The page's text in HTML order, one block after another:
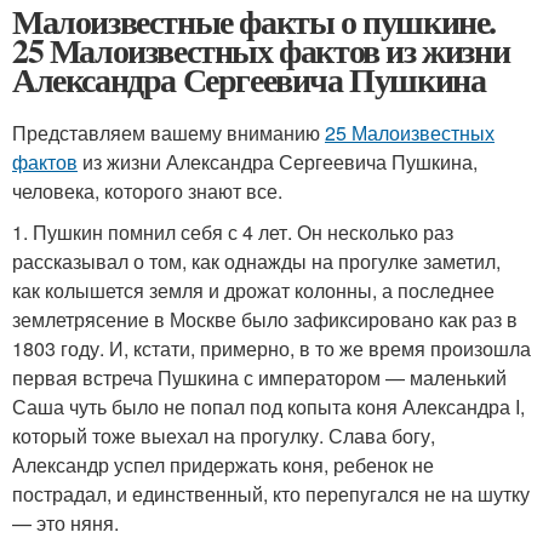
Малоизвестные факты о пушкине.
25 Малоизвестных фактов из жизни
Александра Сергеевича Пушкина
Представляем вашему вниманию25 Малоизвестных
фактов из жизни Александра Сергеевича Пушкина,
человека, которого знают все.
1. Пушкин помнил себя с 4 лет. Он несколько раз
рассказывал о том, как однажды на прогулке заметил,
как колышется земля и дрожат колонны, а последнее
землетрясение в Москве было зафиксировано как раз в
1803 году. И, кстати, примерно, в то же время произошла
первая встреча Пушкина с императором — маленький
Саша чуть было не попал под копыта коня Александра I,
который тоже выехал на прогулку. Слава богу,
Александр успел придержать коня, ребенок не
пострадал, и единственный, кто перепугался не на шутку
— это няня.